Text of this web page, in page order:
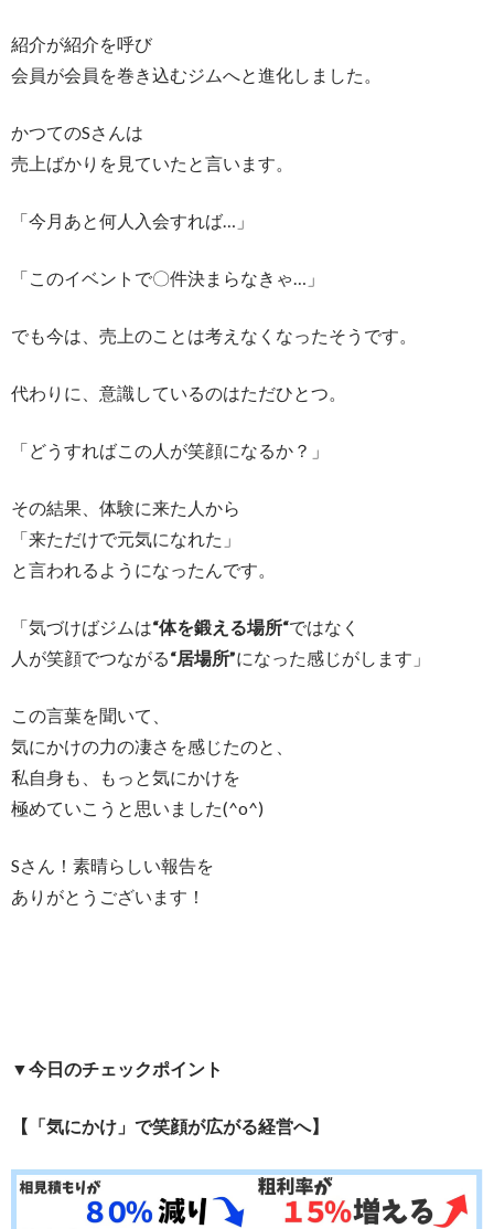
紹介が紹介を呼び
会員が会員を巻き込むジムへと進化しました。
かつてのSさんは
売上ばかりを見ていたと言います。
「今月あと何人入会すれば…」
「このイベントで〇件決まらなきゃ…」
でも今は、売上のことは考えなくなったそうです。
代わりに、意識しているのはただひとつ。
「どうすればこの人が笑顔になるか？」
その結果、体験に来た人から
「来ただけで元気になれた」
と言われるようになったんです。
「気づけばジムは“体を鍛える場所“ではなく
人が笑顔でつながる“居場所”になった感じがします」
この言葉を聞いて、
気にかけの力の凄さを感じたのと、
私自身も、もっと気にかけを
極めていこうと思いました(^o^)
Sさん！素晴らしい報告を
ありがとうございます！
▼今日のチェックポイント
【「気にかけ」で笑顔が広がる経営へ】